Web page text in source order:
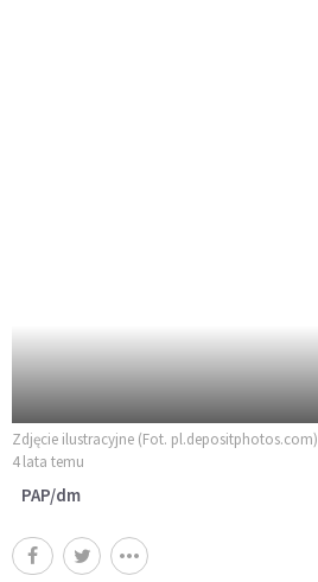
Zdjęcie ilustracyjne (Fot. pl.depositphotos.com)
4 lata temu
PAP/dm